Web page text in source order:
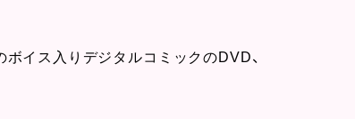
イス入りデジタルコミックのDVD、